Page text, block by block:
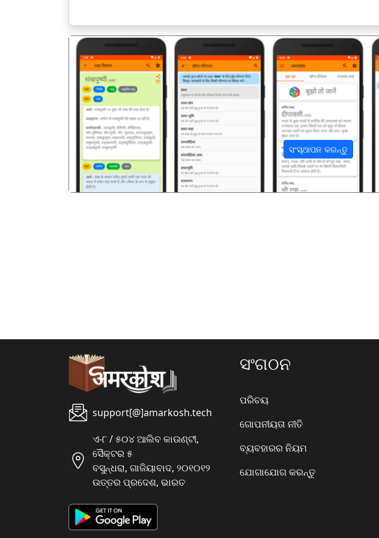
ସଂସ୍ଥାପନ କରନ୍ତୁ
पिछला
support[@]amarkosh.tech
ଏ-୮ / ୫୦୪ ଆଲିବ କାଉଣ୍ଟୀ,
ସୈକ୍ଟର ୫
ବସୁନ୍ଧରା, ଗାଜିୟାବାଦ, ୨୦୧୦୧୨
ଉତ୍ତର ପ୍ରଦେଶ, ଭାରତ
ସଂଗଠନ
ପରିଚୟ
ଗୋପନୀୟତା ନୀତି
ବ୍ୟବହାରର ନିୟମ
ଯୋଗାଯୋଗ କରନ୍ତୁ